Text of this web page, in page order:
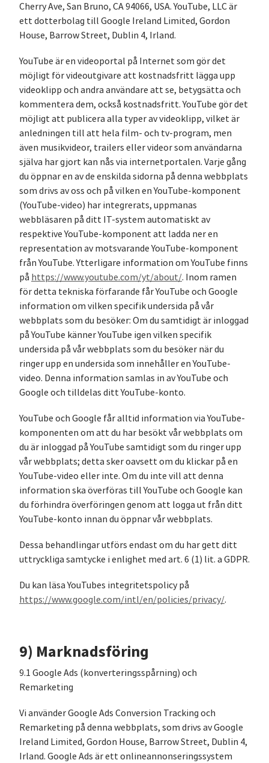
Cherry Ave, San Bruno, CA 94066, USA. YouTube, LLC är
ett dotterbolag till Google Ireland Limited, Gordon
House, Barrow Street, Dublin 4, Irland.
YouTube är en videoportal på Internet som gör det
möjligt för videoutgivare att kostnadsfritt lägga upp
videoklipp och andra användare att se, betygsätta och
kommentera dem, också kostnadsfritt. YouTube gör det
möjligt att publicera alla typer av videoklipp, vilket är
anledningen till att hela film- och tv-program, men
även musikvideor, trailers eller videor som användarna
själva har gjort kan nås via internetportalen. Varje gång
du öppnar en av de enskilda sidorna på denna webbplats
som drivs av oss och på vilken en YouTube-komponent
(YouTube-video) har integrerats, uppmanas
webbläsaren på ditt IT-system automatiskt av
respektive YouTube-komponent att ladda ner en
representation av motsvarande YouTube-komponent
från YouTube. Ytterligare information om YouTube finns
på https://www.youtube.com/yt/about/. Inom ramen
för detta tekniska förfarande får YouTube och Google
information om vilken specifik undersida på vår
webbplats som du besöker: Om du samtidigt är inloggad
på YouTube känner YouTube igen vilken specifik
undersida på vår webbplats som du besöker när du
ringer upp en undersida som innehåller en YouTube-
video. Denna information samlas in av YouTube och
Google och tilldelas ditt YouTube-konto.
YouTube och Google får alltid information via YouTube-
komponenten om att du har besökt vår webbplats om
du är inloggad på YouTube samtidigt som du ringer upp
vår webbplats; detta sker oavsett om du klickar på en
YouTube-video eller inte. Om du inte vill att denna
information ska överföras till YouTube och Google kan
du förhindra överföringen genom att logga ut från ditt
YouTube-konto innan du öppnar vår webbplats.
Dessa behandlingar utförs endast om du har gett ditt
uttryckliga samtycke i enlighet med art. 6 (1) lit. a GDPR.
Du kan läsa YouTubes integritetspolicy på
https://www.google.com/intl/en/policies/privacy/.
9) Marknadsföring
9.1 Google Ads (konverteringsspårning) och
Remarketing
Vi använder Google Ads Conversion Tracking och
Remarketing på denna webbplats, som drivs av Google
Ireland Limited, Gordon House, Barrow Street, Dublin 4,
Irland. Google Ads är ett onlineannonseringssystem